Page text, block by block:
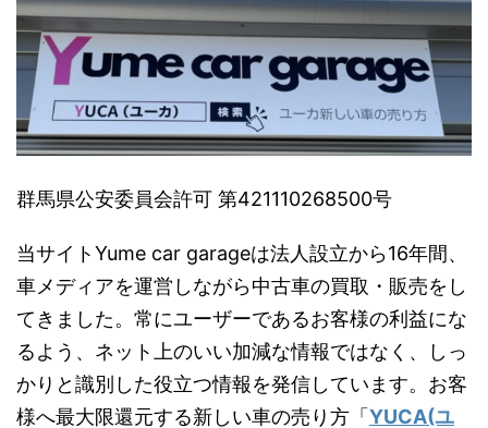
群馬県公安委員会許可 第421110268500号
当サイトYume car garageは法人設立から16年間、
車メディアを運営しながら中古車の買取・販売をし
てきました。常にユーザーであるお客様の利益にな
るよう、ネット上のいい加減な情報ではなく、しっ
かりと識別した役立つ情報を発信しています。お客
様へ最大限還元する新しい車の売り方「 YUCA(ユ